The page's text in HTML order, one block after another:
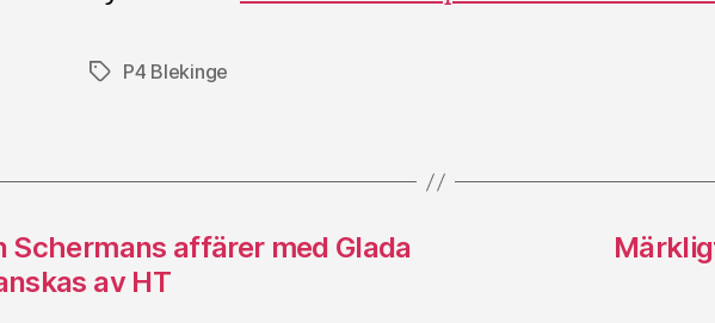
Etiketter
P4 Blekinge
Schermans affärer med Glada
av HT